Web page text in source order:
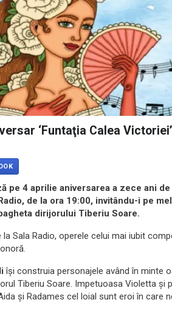
‘Funtaţia Calea Victoriei’
pe 4 aprilie aniversarea a zece ani
de la ora 19:00, invitându-i pe
dirijorului Tiberiu Soare.
la Sala Radio, operele celui mai iubit
îşi construia personajele având în minte
Tiberiu Soare. Impetuoasa Violetta şi
şi Radames cel loial sunt eroi în care